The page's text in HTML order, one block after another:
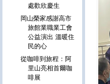
處歡欣慶生
岡山榮家感謝高市
旅館業職業工會
公益演出 溫暖住
民的心
從咖啡到旅程：阿
里山亮相首爾咖
啡展